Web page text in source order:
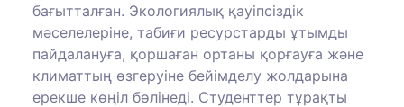
бағытталған. Экологиялық қауіпсіздік
мәселелеріне, табиғи ресурстарды ұтымды
пайдалануға, қоршаған ортаны қорғауға және
климаттың өзгеруіне бейімделу жолдарына
ерекше көңіл бөлінеді. Студенттер тұрақты